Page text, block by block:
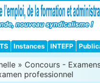
Instances INTEFP
» Concours -
professionnel